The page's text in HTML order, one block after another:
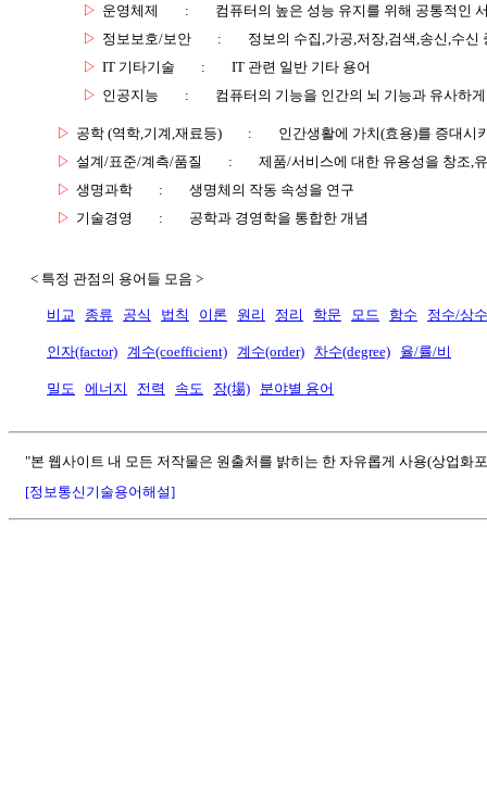
▷ 운영체제 :
컴퓨터의 높은 성능 유지를 위해 공통적인
▷ 정보보호/보안 :
정보의 수집,가공,저장,검색,송신,수
▷ IT 기타기술 :
IT 관련 일반 기타 용어
▷ 인공지능 : 컴퓨터의 기능을 인간의 뇌 기능과 유사하
▷ 공학 (역학,기계,재료등) :
인간생활에 가치(효용)를 증대시
▷ 설계/표준/계측/품질 :
제품/서비스에 대한 유용성을 창조,
▷ 생명과학 :
생명체의 작동 속성을 연구
▷ 기술경영 : 공학과 경영학을 통합한 개념
< 특정 관점의 용어들 모음 >
비교 종류 공식 법칙 이론 원리 정리 학문 모드 함수 정수/상수
인자(factor) 계수(coefficient) 계수(order) 차수(degree) 율/률/비
밀도 에너지 전력 속도 장(場) 분야별 용어
"본 웹사이트 내 모든 저작물은 원출처를 밝히는 한 자유롭게 사용(상업화
[정보통신기술용어해설]